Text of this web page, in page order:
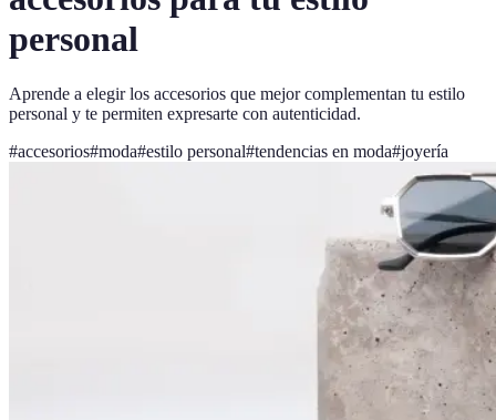
personal
Aprende a elegir los accesorios que mejor complementan tu estilo
personal y te permiten expresarte con autenticidad.
#accesorios#moda#estilo personal#tendencias en moda#joyería